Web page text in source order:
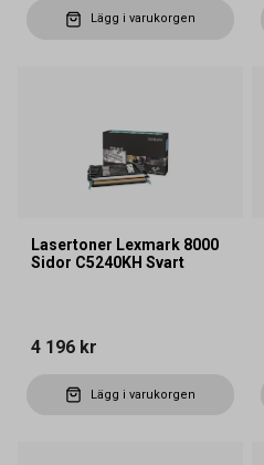
Lägg i varukorgen
Lasertoner Lexmark 8000
Sidor C5240KH Svart
4 196 kr
Lägg i varukorgen